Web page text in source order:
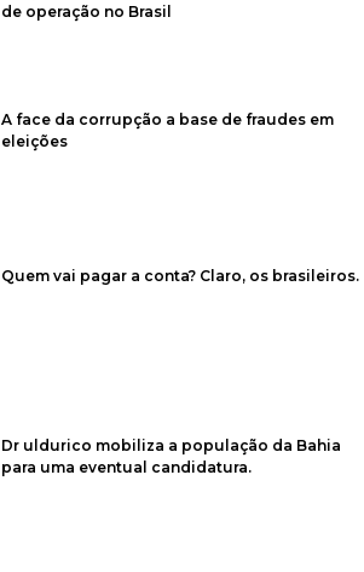
de operação no Brasil
A face da corrupção a base de fraudes em
eleições
Quem vai pagar a conta? Claro, os brasileiros.
Dr uldurico mobiliza a população da Bahia
para uma eventual candidatura.